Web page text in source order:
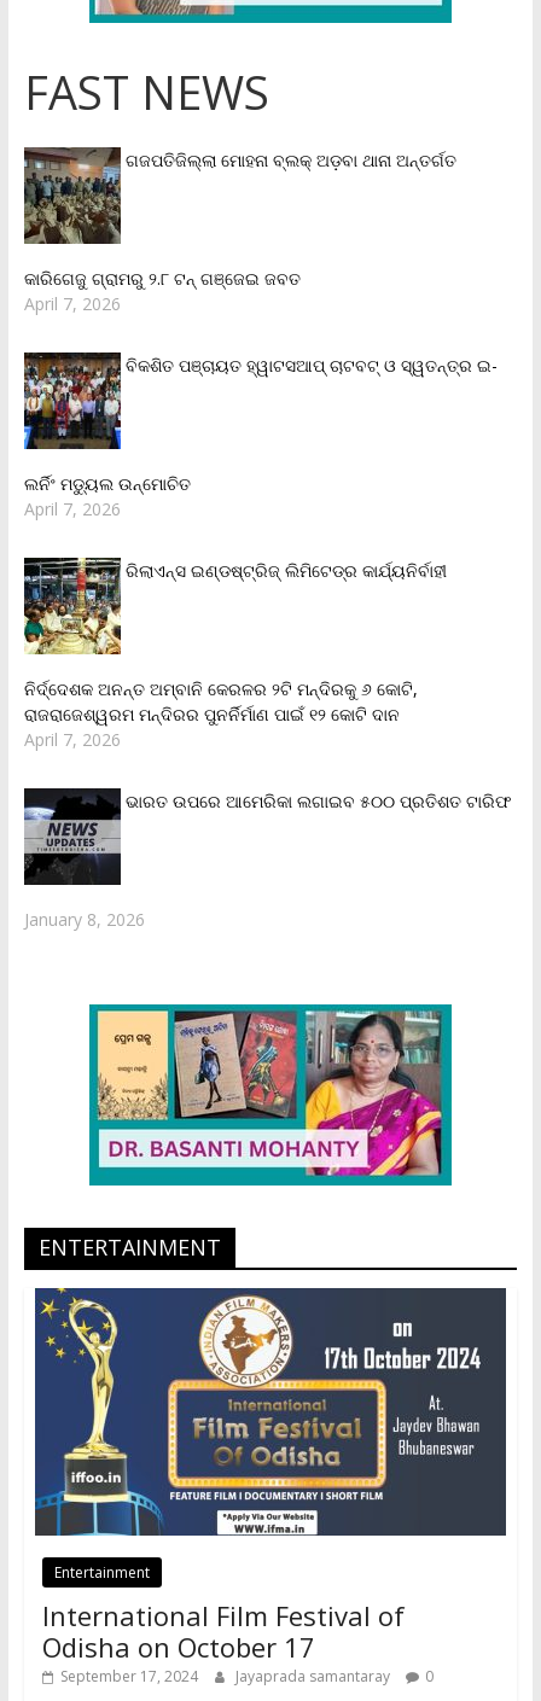
FAST NEWS
ଗଜପତିଜିଲ୍ଲା ମୋହନା ବ୍ଲକ୍‌ ଅଡ଼ବା ଥାନା ଅନ୍ତର୍ଗତ
କାରିଗେଜୁ ଗ୍ରାମରୁ ୨.୮ ଟନ୍ ଗଞ୍ଜେଇ ଜବତ
April 7, 2026
ବିକଶିତ ପଞ୍ଚାୟତ ହ୍ୱାଟସଆପ୍ ଚାଟବଟ୍ ଓ ସ୍ୱତନ୍ତ୍ର ଇ-
ଲର୍ନିଂ ମଡ୍ୟୁଲ ଉନ୍ମୋଚିତ
April 7, 2026
ରିଲାଏନ୍‌ସ ଇଣ୍ଡଷ୍ଟ୍ରିଜ୍ ଲିମିଟେଡ୍‌ର କାର୍ଯ୍ୟନିର୍ବାହୀ
ନିର୍ଦ୍ଦେଶକ ଅନନ୍ତ ଅମ୍ବାନି କେରଳର ୨ଟି ମନ୍ଦିରକୁ ୬ କୋଟି,
ରାଜରାଜେଶ୍ୱରମ ମନ୍ଦିରର ପୁନର୍ନିର୍ମାଣ ପାଇଁ ୧୨ କୋଟି ଦାନ
April 7, 2026
ଭାରତ ଉପରେ ଆମେରିକା ଲଗାଇବ ୫୦୦ ପ୍ରତିଶତ ଟାରିଫ
January 8, 2026
ENTERTAINMENT
Entertainment
International Film Festival of
Odisha on October 17
September 17, 2024 Jayaprada samantaray 0